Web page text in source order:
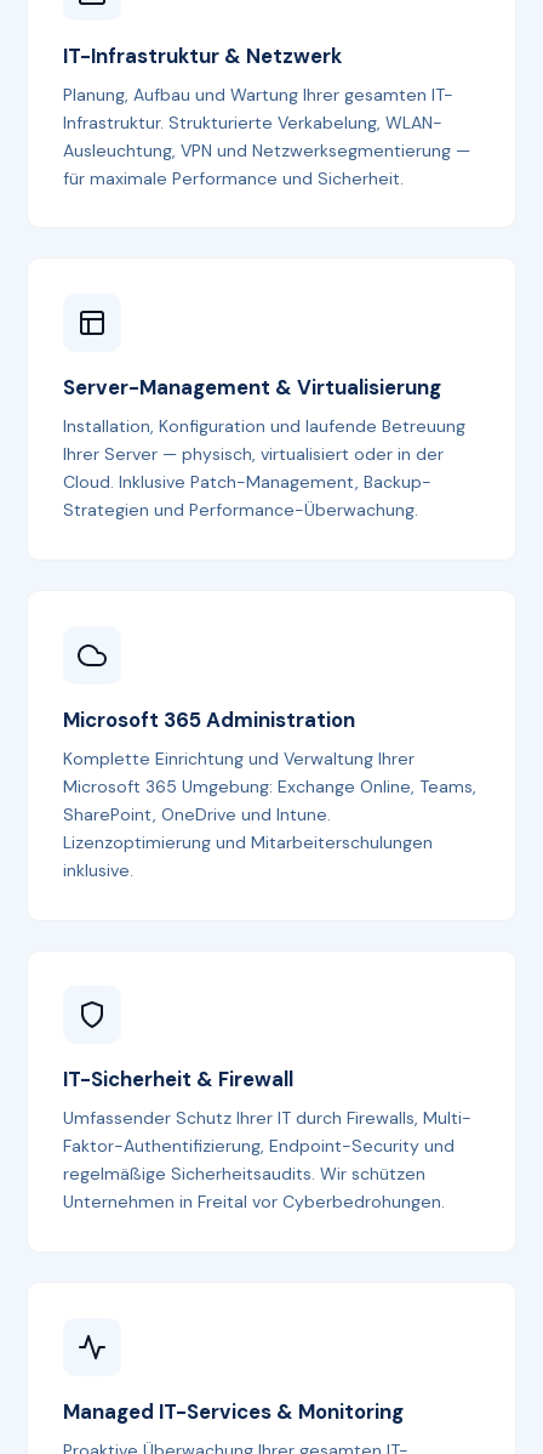
IT-Infrastruktur & Netzwerk
Planung, Aufbau und Wartung Ihrer gesamten IT-
Infrastruktur. Strukturierte Verkabelung, WLAN-
Ausleuchtung, VPN und Netzwerksegmentierung —
für maximale Performance und Sicherheit.
Server-Management & Virtualisierung
Installation, Konfiguration und laufende Betreuung
Ihrer Server — physisch, virtualisiert oder in der
Cloud. Inklusive Patch-Management, Backup-
Strategien und Performance-Überwachung.
Microsoft 365 Administration
Komplette Einrichtung und Verwaltung Ihrer
Microsoft 365 Umgebung: Exchange Online, Teams,
SharePoint, OneDrive und Intune.
Lizenzoptimierung und Mitarbeiterschulungen
inklusive.
IT-Sicherheit & Firewall
Umfassender Schutz Ihrer IT durch Firewalls, Multi-
Faktor-Authentifizierung, Endpoint-Security und
regelmäßige Sicherheitsaudits. Wir schützen
Unternehmen in Freital vor Cyberbedrohungen.
Managed IT-Services & Monitoring